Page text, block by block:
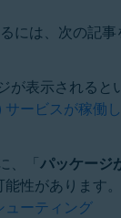
は、次の記事
が表示される
ービスが稼働
、「パッケージ
性がありま
ーティング